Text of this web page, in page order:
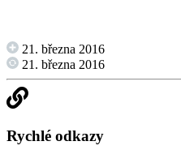
21. března 2016
21. března 2016
Rychlé odkazy